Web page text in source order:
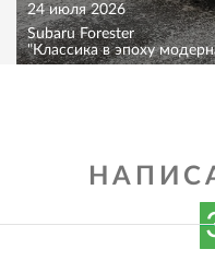
24 июля 2026
Subaru Forester
"Классика в эпоху